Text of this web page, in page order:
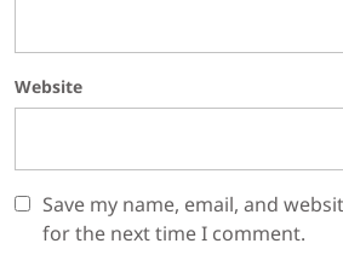
Website
Save my name, email, and
for the next time I comment.